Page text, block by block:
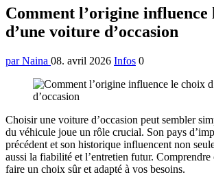
Menu
Comment l’origine influence
d’une voiture d’occasion
par Naina 08. avril 2026 Infos 0
Choisir une voiture d’occasion peut sembler
du véhicule joue un rôle crucial. Son pays
précédent et son historique influencent non
aussi la fiabilité et l’entretien futur. Comprendre
faire un choix sûr et adapté à vos besoins.